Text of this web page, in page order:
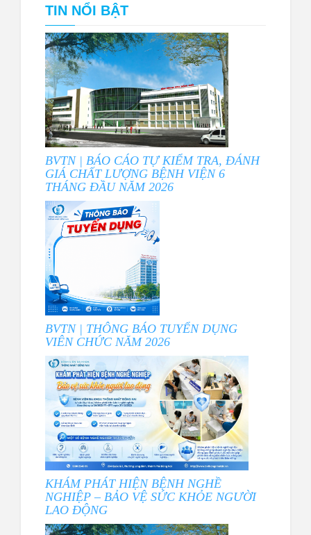
TIN NỔI BẬT
BVTN | BÁO CÁO TỰ KIỂM TRA, ĐÁNH
GIÁ CHẤT LƯỢNG BỆNH VIỆN 6
THÁNG ĐẦU NĂM 2026
BVTN | THÔNG BÁO TUYỂN DỤNG
VIÊN CHỨC NĂM 2026
KHÁM PHÁT HIỆN BỆNH NGHỀ
NGHIỆP – BẢO VỆ SỨC KHỎE NGƯỜI
LAO ĐỘNG